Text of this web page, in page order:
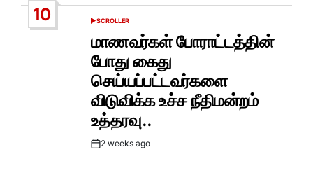
10
POSTED
SCROLLER
மாணவர்கள் போராட்டத்தின்
போது கைது
செய்யப்பட்டவர்களை
விடுவிக்க உச்ச நீதிமன்றம்
உத்தரவு..
Post2 weeks ago